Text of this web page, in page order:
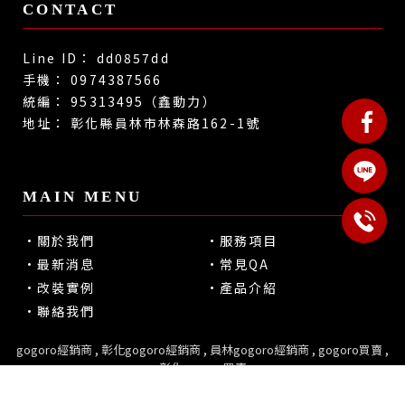
dd0857dd
0974387566
95313495（鑫動力）
彰化縣員林市林森路162-1號
關於我們
服務項目
最新消息
常見QA
改裝實例
產品介紹
聯絡我們
gogoro經銷商 彰化gogoro經銷商 員林gogoro經銷商 gogoro買賣
彰化gogoro買賣